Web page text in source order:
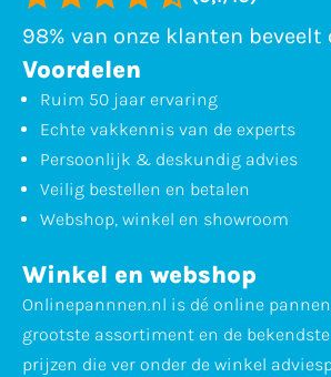
98% van onze klanten beveelt
Voordelen
Ruim 50 jaar ervaring
Echte vakkennis van de experts
Persoonlijk & deskundig advies
Veilig bestellen en betalen
Webshop, winkel en showroom
Winkel en webshop
Onlinepannnen.nl is dé online
grootste assortiment en de
prijzen die ver onder de winkel